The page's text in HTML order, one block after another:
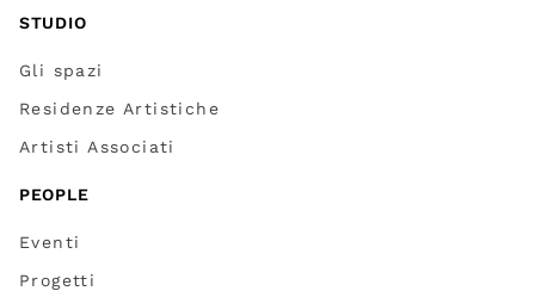
STUDIO
Gli spazi
Residenze Artistiche
Artisti Associati
PEOPLE
Eventi
Progetti